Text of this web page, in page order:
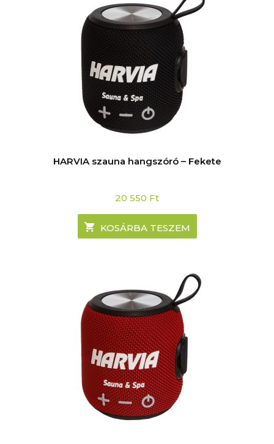
HARVIA szauna hangszóró – Fekete
20 550 Ft
KOSÁRBA TESZEM